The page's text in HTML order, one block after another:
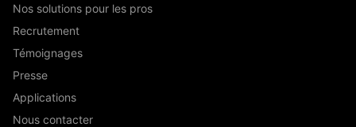
Nos solutions pour les pros
Recrutement
Témoignages
Presse
Applications
Nous contacter